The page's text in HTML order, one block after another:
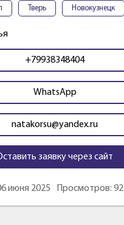
Тверь Новокузнецк
+79938348404
WhatsApp
natakorsu@yandex.ru
заявку через сайт
июня 2025 Просмотров: 92